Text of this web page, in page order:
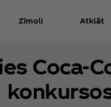
Zīmoli Atklāt